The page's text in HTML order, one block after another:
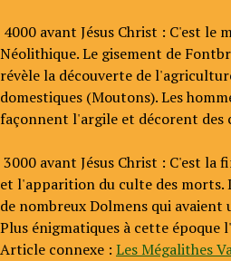
4000 avant Jésus Christ : C'est le
Néolithique. Le gisement de
révèle la découverte de
domestiques (Moutons). Les
façonnent l'argile et décorent des
3000 avant Jésus Christ : C'est la
et l'apparition du culte des morts.
de nombreux Dolmens qui
Plus énigmatiques à cette époque
Article connexe : Les Mégalithes